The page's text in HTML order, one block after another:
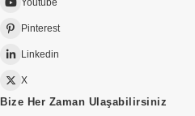
Youtube
Pinterest
Linkedin
X
Bize Her Zaman Ulaşabilirsiniz